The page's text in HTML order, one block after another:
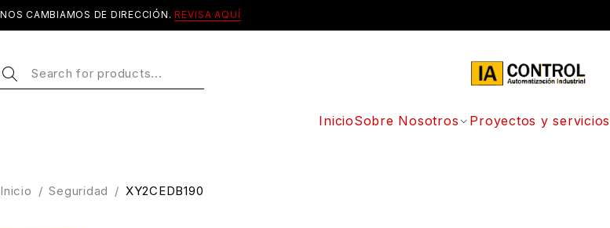
NOS CAMBIAMOS DE DIRECCIÓN. REVISA AQUÍ
InicioSobre Nosotros Proyectos y servicios
Inicio / Seguridad / XY2CEDB190